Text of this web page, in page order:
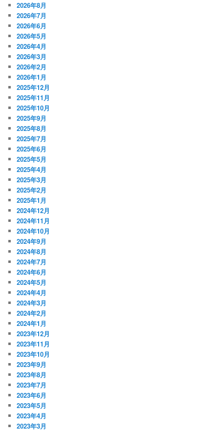
2026年8月
2026年7月
2026年6月
2026年5月
2026年4月
2026年3月
2026年2月
2026年1月
2025年12月
2025年11月
2025年10月
2025年9月
2025年8月
2025年7月
2025年6月
2025年5月
2025年4月
2025年3月
2025年2月
2025年1月
2024年12月
2024年11月
2024年10月
2024年9月
2024年8月
2024年7月
2024年6月
2024年5月
2024年4月
2024年3月
2024年2月
2024年1月
2023年12月
2023年11月
2023年10月
2023年9月
2023年8月
2023年7月
2023年6月
2023年5月
2023年4月
2023年3月